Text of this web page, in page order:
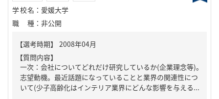
学校名 ： 愛媛大学
職種 ： 非公開
【質問内容】
一次：会社についてどれだけ研究しているか(企業理念等)。
志望動機。最近話題になっていることと業界の関連性につ
いて(少子高齢化はインテリア業界にどんな影響を与える...